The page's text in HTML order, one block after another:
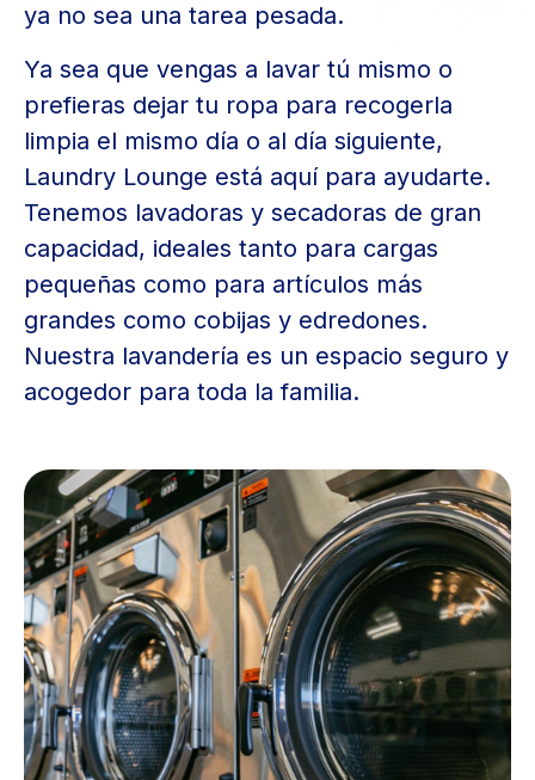
ya no sea una tarea pesada.
Ya sea que vengas a lavar tú mismo o
prefieras dejar tu ropa para recogerla
limpia el mismo día o al día siguiente,
Laundry Lounge está aquí para ayudarte.
Tenemos lavadoras y secadoras de gran
capacidad, ideales tanto para cargas
pequeñas como para artículos más
grandes como cobijas y edredones.
Nuestra lavandería es un espacio seguro y
acogedor para toda la familia.